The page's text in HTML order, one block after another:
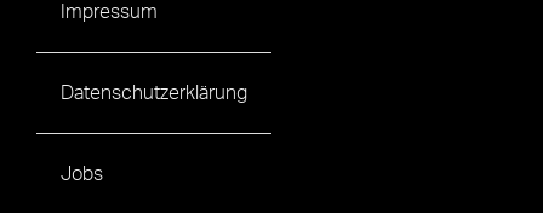
Impressum
Datenschutzerklärung
Jobs